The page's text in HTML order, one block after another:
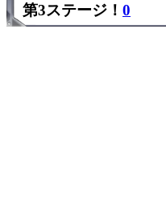
第3ステージ！ 0